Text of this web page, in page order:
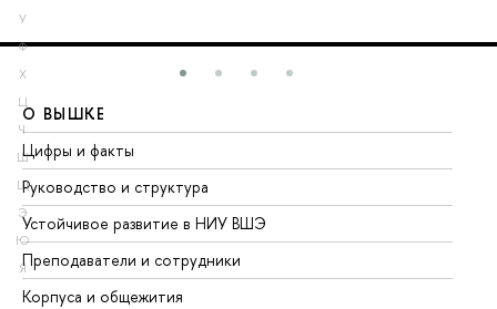
У
Ф
Х
Ц
Ч
Ш
Щ
Э
Ю
Я
О ВЫШКЕ
Цифры и факты
Руководство и структура
Устойчивое развитие в НИУ ВШЭ
Преподаватели и сотрудники
Корпуса и общежития